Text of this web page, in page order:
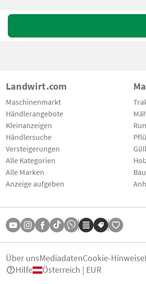
Landwirt.com
Maschinenmarkt
Händlerangebote
Kleinanzeigen
Händlersuche
Versteigerungen
Alle Kategorien
Alle Marken
Anzeige aufgeben
Über unsMediadatenCookie-Hinweise
Hilfe
Österreich | EUR